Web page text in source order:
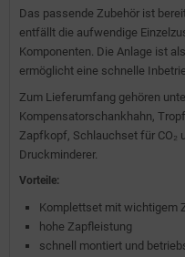
Das passende Zubehör ist
entfällt die aufwendige
Komponenten. Die Anlage ist
ermöglicht eine schnelle
Zum Lieferumfang gehören
Kompensatorschankhahn,
Zapfkopf, Schlauchset für CO₂
Druckminderer.
Vorteile:
Komplettset mit wichtigem
hohe Zapfleistung
schnell montiert und